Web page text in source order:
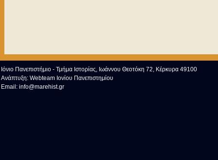
Ιόνιο Πανεπιστήμιο - Τμήμα Ιστορίας, Ιωάννου Θεοτόκη 72, Κέρκυρα 49100
Ανάπτυξη: Webteam Ιονίου Πανεπιστημίου
Email: info@marehist.gr